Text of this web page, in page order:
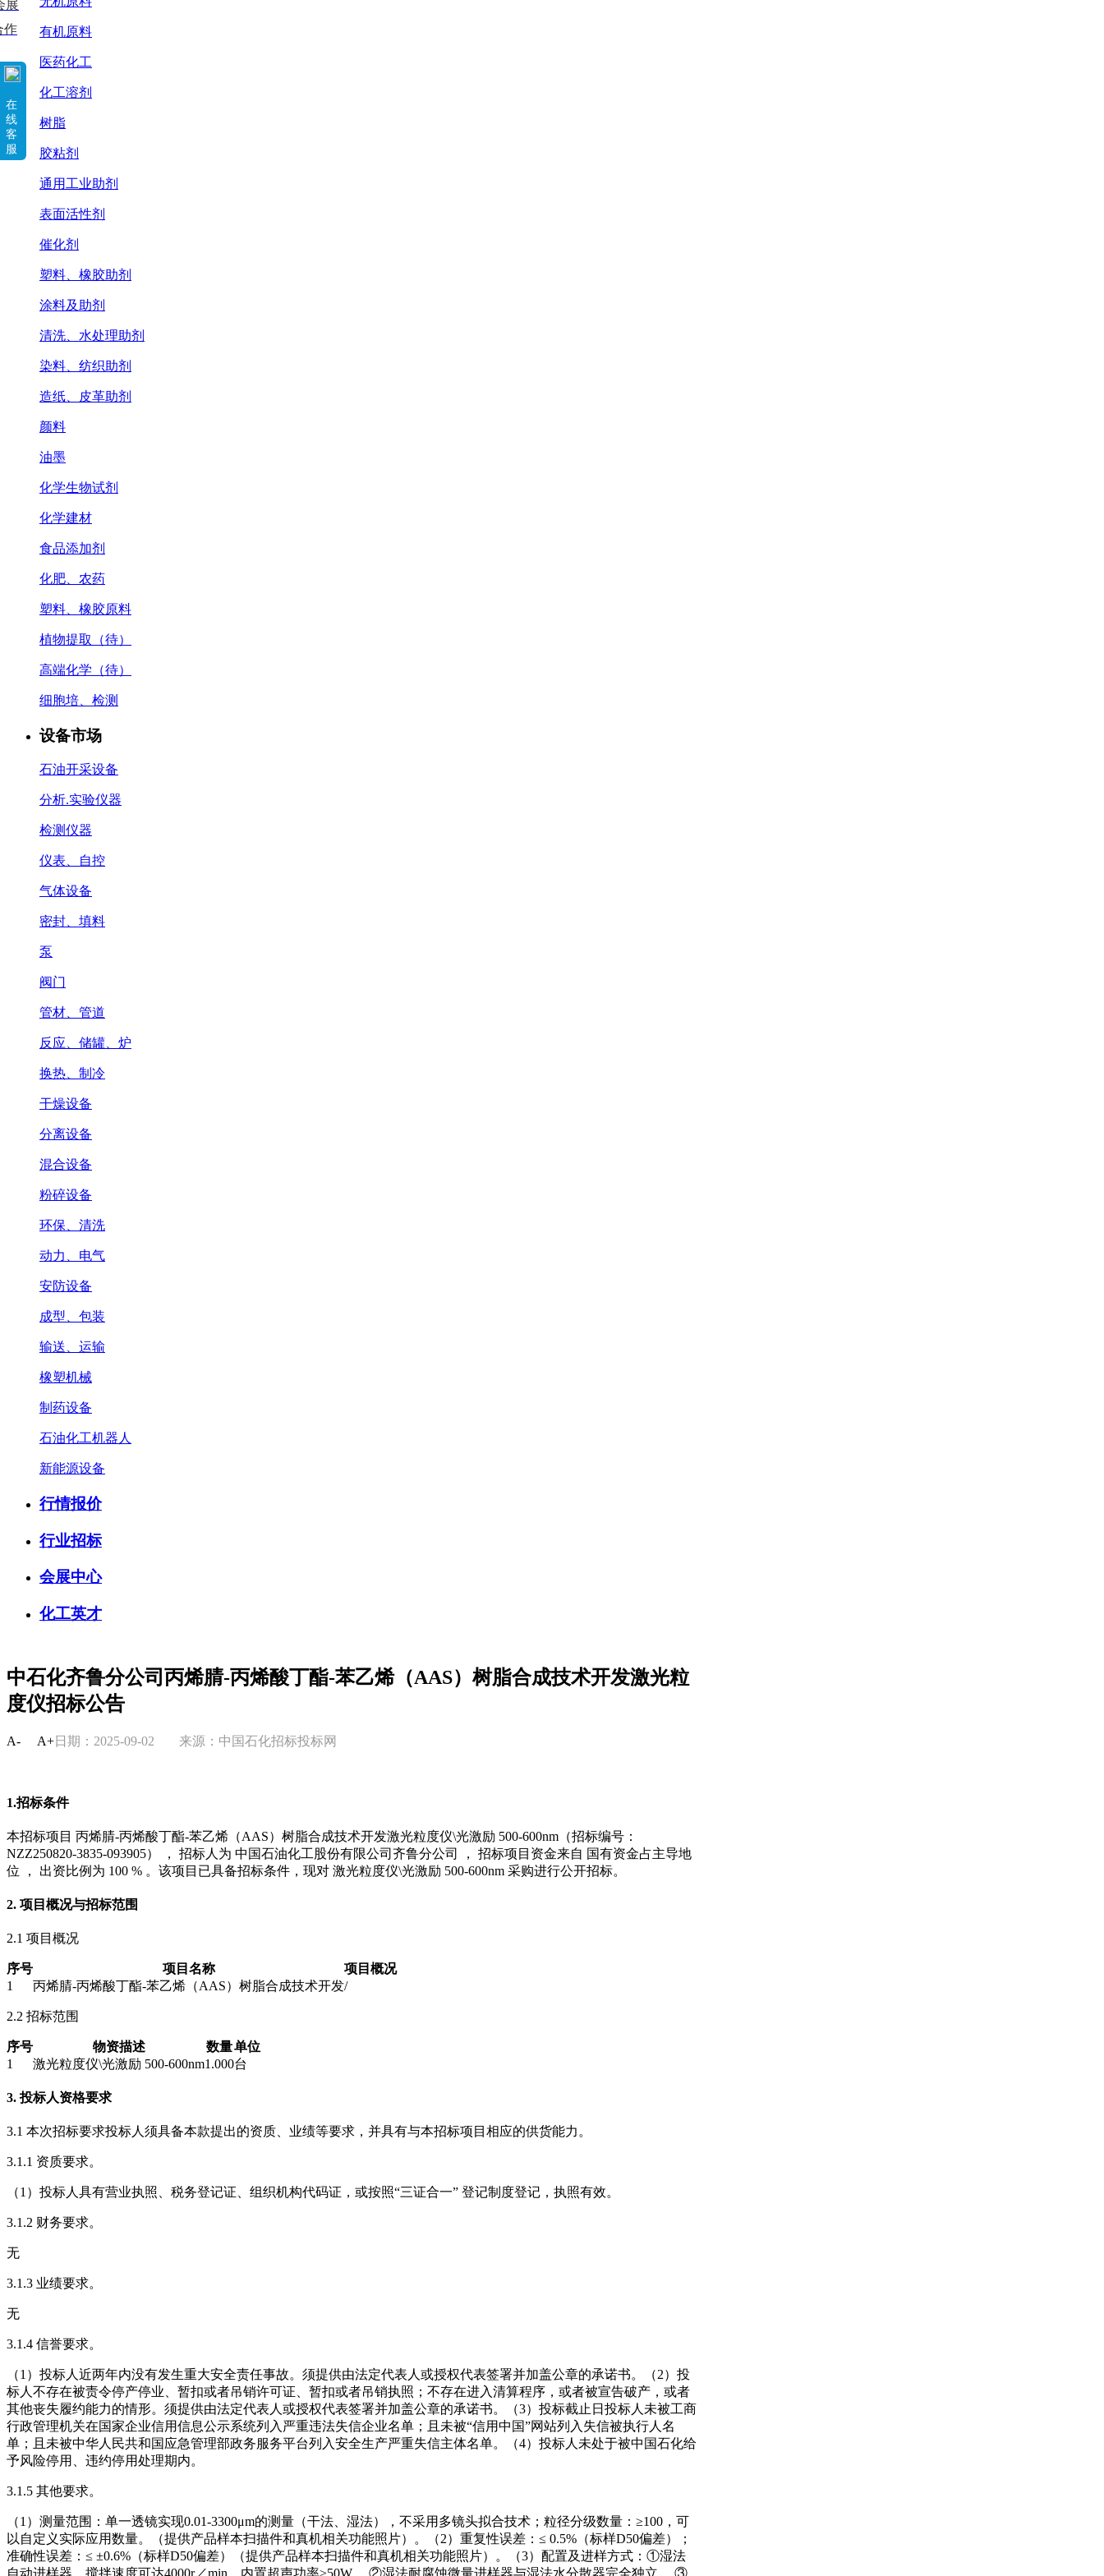
有机原料
医药化工
化工溶剂
树脂
胶粘剂
通用工业助剂
表面活性剂
催化剂
塑料、橡胶助剂
涂料及助剂
清洗、水处理助剂
染料、纺织助剂
造纸、皮革助剂
颜料
油墨
化学生物试剂
化学建材
食品添加剂
化肥、农药
塑料、橡胶原料
植物提取（待）
高端化学（待）
细胞培、检测
设备市场
石油开采设备
分析.实验仪器
检测仪器
仪表、自控
气体设备
密封、填料
泵
阀门
管材、管道
反应、储罐、炉
换热、制冷
干燥设备
分离设备
混合设备
粉碎设备
环保、清洗
动力、电气
安防设备
成型、包装
输送、运输
橡塑机械
制药设备
石油化工机器人
新能源设备
行情报价
行业招标
会展中心
化工英才
展
作
在
线
客
服
中石化齐鲁分公司丙烯腈-丙烯酸丁酯-苯乙烯（AAS）树脂合成技术开发激光粒
度仪招标公告
A- A+日期：2025-09-02 来源：中国石化招标投标网
1.招标条件
本招标项目 丙烯腈-丙烯酸丁酯-苯乙烯（AAS）树脂合成技术开发激光粒度仪\光激励 500-600nm（招标编号：
NZZ250820-3835-093905） ， 招标人为 中国石油化工股份有限公司齐鲁分公司 ， 招标项目资金来自 国有资金占主导地
位 ， 出资比例为 100 % 。该项目已具备招标条件，现对 激光粒度仪\光激励 500-600nm 采购进行公开招标。
2. 项目概况与招标范围
2.1 项目概况
序号 项目名称
项目概况
1
丙烯腈-丙烯酸丁酯-苯乙烯（AAS）树脂合成技术开发/
2.2 招标范围
序号 物资描述 数量单位
1
激光粒度仪\光激励 500-600nm1.000台
3. 投标人资格要求
3.1 本次招标要求投标人须具备本款提出的资质、业绩等要求，并具有与本招标项目相应的供货能力。
3.1.1 资质要求。
（1）投标人具有营业执照、税务登记证、组织机构代码证，或按照“三证合一” 登记制度登记，执照有效。
3.1.2 财务要求。
无
3.1.3 业绩要求。
无
3.1.4 信誉要求。
（1）投标人近两年内没有发生重大安全责任事故。须提供由法定代表人或授权代表签署并加盖公章的承诺书。（2）投
标人不存在被责令停产停业、暂扣或者吊销许可证、暂扣或者吊销执照；不存在进入清算程序，或者被宣告破产，或者
其他丧失履约能力的情形。须提供由法定代表人或授权代表签署并加盖公章的承诺书。（3）投标截止日投标人未被工商
行政管理机关在国家企业信用信息公示系统列入严重违法失信企业名单；且未被“信用中国”网站列入失信被执行人名
单；且未被中华人民共和国应急管理部政务服务平台列入安全生产严重失信主体名单。（4）投标人未处于被中国石化给
予风险停用、违约停用处理期内。
3.1.5 其他要求。
（1）测量范围：单一透镜实现0.01-3300μm的测量（干法、湿法），不采用多镜头拟合技术；粒径分级数量：≥100，可
以自定义实际应用数量。（提供产品样本扫描件和真机相关功能照片）。（2）重复性误差：≤ 0.5%（标样D50偏差）；
准确性误差：≤ ±0.6%（标样D50偏差）（提供产品样本扫描件和真机相关功能照片）。（3）配置及进样方式：①湿法
自动进样器，搅拌速度可达4000r／min，内置超声功率≥50W。 ②湿法耐腐蚀微量进样器与湿法水分散器完全独立。 ③